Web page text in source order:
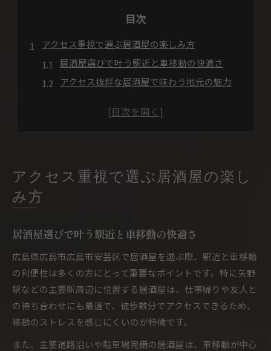
目次
アクセス重視で選ぶ居酒屋の楽しみ方
居酒屋選びで叶う駅近と車移動の快適さ
アクセス抜群な居酒屋で味わう地元の魅力
2号線沿いでも楽しめる居酒屋の利点とは
安芸区の居酒屋で味わう旬のグルメ体験
安芸郡グルメも堪能できる居酒屋の探し方
創作メニューが自慢の居酒屋の注目ポイント
駅近から車移動まで居酒屋比較のコツ
駅近居酒屋と車利用の店舗の比較ポイント
アクセス面で選ぶ居酒屋の賢い探し方
安芸区周辺で比較したい居酒屋の特徴とは
2号線沿いや広島インター付近の居酒屋事情
アクセス重視で選ぶ居酒屋の楽し
み方
居酒屋選びで叶う駅近と車移動の快適さ
広島県広島市広島市安芸区で居酒屋を選ぶ際、駅近と車移動
の利便性は多くの方にとって重要なポイントです。特に矢野
駅などの主要駅周辺に位置する居酒屋は、仕事帰りや友人と
の待ち合わせにも最適で、徒歩数分でアクセスできるため、
移動のストレスを感じにくいのが特徴です。
また、主要道路沿いや駐車場完備の居酒屋は、車移動が中心